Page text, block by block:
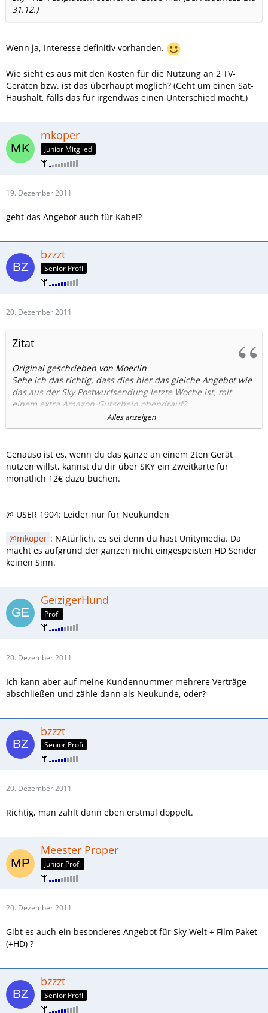
31.12.)
Wenn ja, Interesse definitiv vorhanden.
Wie sieht es aus mit den Kosten für die Nutzung an 2 TV-
Geräten bzw. ist das überhaupt möglich? (Geht um einen Sat-
Haushalt, falls das für irgendwas einen Unterschied macht.)
mkoper
Junior Mitglied
19. Dezember 2011
geht das Angebot auch für Kabel?
bzzzt
Senior Profi
20. Dezember 2011
Zitat
Original geschrieben von Moerlin
Sehe ich das richtig, dass dies hier das gleiche Angebot wie
das aus der Sky Postwurfsendung letzte Woche ist, mit
einem extra Amazon-Gutschein obendrauf?
Aus dem Brief von Sky:
Wenn ja, Interesse definitiv vorhanden.
Geräten bzw. ist das überhaupt möglich? (Geht um einen
macht.)
Alles anzeigen
Genauso ist es, wenn du das ganze an einem 2ten Gerät
nutzen willst, kannst du dir über SKY ein Zweitkarte für
monatlich 12€ dazu buchen.
@ USER 1904: Leider nur für Neukunden
mkoper : NAtürlich, es sei denn du hast Unitymedia. Da
macht es aufgrund der ganzen nicht eingespeisten HD Sender
keinen Sinn.
GeizigerHund
Profi
20. Dezember 2011
Ich kann aber auf meine Kundennummer mehrere Verträge
abschließen und zähle dann als Neukunde, oder?
bzzzt
Senior Profi
20. Dezember 2011
Richtig, man zahlt dann eben erstmal doppelt.
Meester Proper
Junior Profi
20. Dezember 2011
Gibt es auch ein besonderes Angebot für Sky Welt + Film Paket
(+HD) ?
bzzzt
Senior Profi